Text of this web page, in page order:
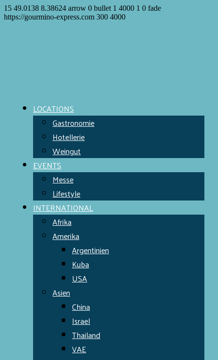
15 49.0138 8.38624 arrow 0 bullet 1 4000 1 0 fade
https://gourmino-express.com 300 4000
LOCATIONS
Gastronomie
Hotellerie
Weingut
EVENTS
Messe
Lifestyle
INTERNATIONAL
Afrika
Amerika
Argentinien
Kuba
USA
Asien
China
Israel
Thailand
VAE